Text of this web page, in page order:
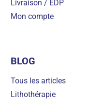
Livraison / EDP
Mon compte
BLOG
Tous les articles
Lithothérapie